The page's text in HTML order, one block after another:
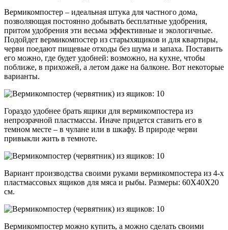
Вермикомпостер – идеальная штука для частного дома,
позволяющая постоянно добывать бесплатные удобрения,
притом удобрения эти весьма эффективные и экологичные.
Подойдет вермикомпостер из старыхящиков и для квартиры,
черви поедают пищевые отходы без шума и запаха. Поставить
его можно, где будет удобней: возможно, на кухне, чтобы
поближе, в прихожей, а летом даже на балконе. Вот некоторые
варианты.
Гораздо удобнее брать ящики для вермикомпостера из
непрозрачной пластмассы. Иначе придется ставить его в
темном месте – в чулане или в шкафу. В природе черви
привыкли жить в темноте.
Вариант производства своими руками вермикомпостера из 4-х
пластмассовых ящиков для мяса и рыбы. Размеры: 60Х40Х20
см.
Вермикомпостер можно купить, а можно сделать своими